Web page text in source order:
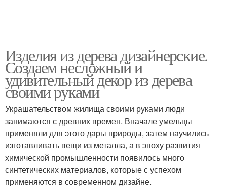
Изделия из дерева дизайнерские.
Создаем несложный и
удивительный декор из дерева
своими руками
Украшательством жилища своими руками люди
занимаются с древних времен. Вначале умельцы
применяли для этого дары природы, затем научились
изготавливать вещи из металла, а в эпоху развития
химической промышленности появилось много
синтетических материалов, которые с успехом
применяются в современном дизайне.